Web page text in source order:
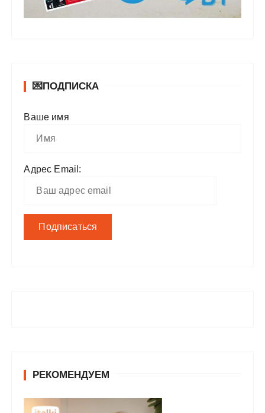
💌ПОДПИСКА
Ваше имя
Адрес Email:
РЕКОМЕНДУЕМ